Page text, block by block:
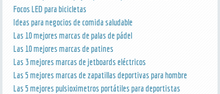
Focos LED para bicicletas
Ideas para negocios de comida saludable
Las 10 mejores marcas de palas de pádel
Las 10 mejores marcas de patines
Las 3 mejores marcas de jetboards eléctricos
Las 5 mejores marcas de zapatillas deportivas para hombre
Las 5 mejores pulsioximetros portátiles para deportistas